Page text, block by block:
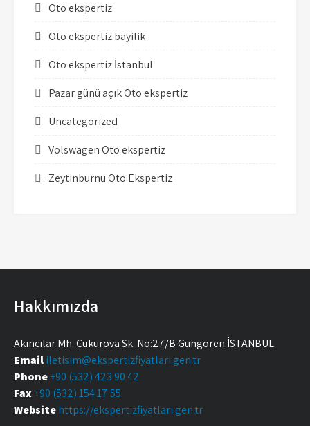
Oto ekspertiz
Oto ekspertiz bayilik
Oto ekspertiz İstanbul
Pazar günü açık Oto ekspertiz
Uncategorized
Volswagen Oto ekspertiz
Zeytinburnu Oto Ekspertiz
Hakkımızda
Akıncılar Mh. Çukurova Sk. No:27/B Güngören İSTANBUL
Emaililetisim@ekspertizfiyatlari.gen.tr
Phone+90 (532) 423 90 42
Fax+90 (532) 154 17 55
Websitehttps://ekspertizfiyatlari.gen.tr